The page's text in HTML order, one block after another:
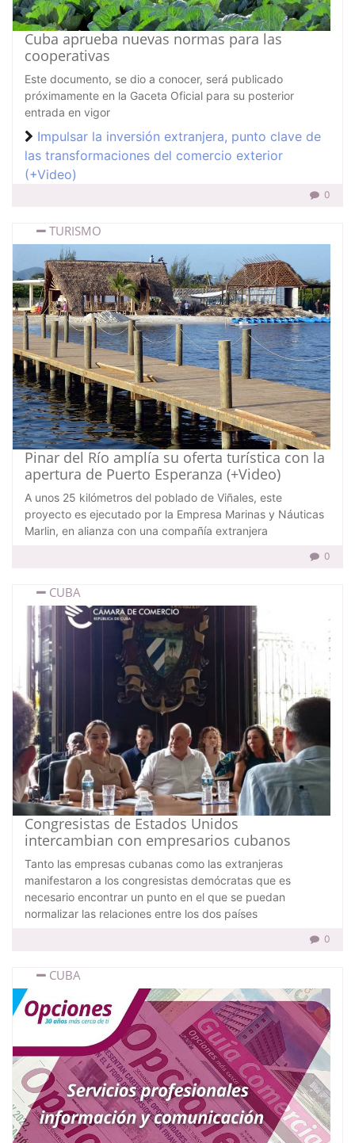
Cuba aprueba nuevas normas para las
cooperativas
Este documento, se dio a conocer, será publicado
próximamente en la Gaceta Oficial para su posterior
entrada en vigor
Impulsar la inversión extranjera, punto clave de
las transformaciones del comercio exterior
(+Video)
0
TURISMO
Pinar del Río amplía su oferta turística con la
apertura de Puerto Esperanza (+Video)
A unos 25 kilómetros del poblado de Viñales, este
proyecto es ejecutado por la Empresa Marinas y Náuticas
Marlin, en alianza con una compañía extranjera
0
CUBA
Congresistas de Estados Unidos
intercambian con empresarios cubanos
Tanto las empresas cubanas como las extranjeras
manifestaron a los congresistas demócratas que es
necesario encontrar un punto en el que se puedan
normalizar las relaciones entre los dos países
0
CUBA